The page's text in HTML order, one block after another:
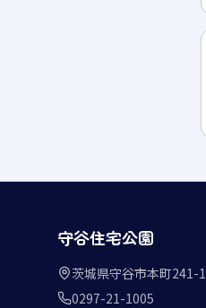
守谷住宅公園
茨城県守谷市本町241-1
0297-21-1005